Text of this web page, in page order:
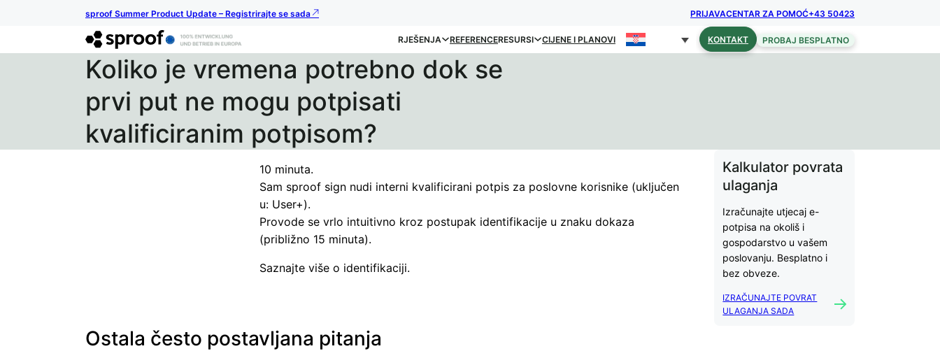
sproof Summer Product Update – Registrirajte se sada PRIJAVACENTAR ZA POMOĆ+43 50423
RJEŠENJA REFERENCERESURSI CIJENE I PLANOVI KONTAKT PROBAJ BESPLATNO
Koliko je vremena potrebno dok se
prvi put ne mogu potpisati
kvalificiranim potpisom?
10 minuta.
Sam sproof sign nudi interni kvalificirani potpis za poslovne korisnike (uključen
u: User+).
Provode se vrlo intuitivno kroz postupak identifikacije u znaku dokaza
(približno 15 minuta).
Saznajte više o identifikaciji.
Kalkulator povrata
ulaganja
Izračunajte utjecaj e-
potpisa na okoliš i
gospodarstvo u vašem
poslovanju. Besplatno i
bez obveze.
IZRAČUNAJTE POVRAT
ULAGANJA SADA
Ostala često postavljana pitanja